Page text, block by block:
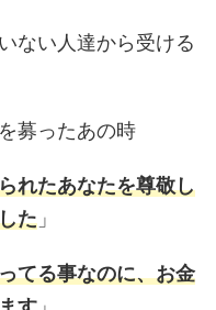
ない人達から受ける
募ったあの時
れたあなたを尊敬し
た 」
てる事なのに、お金